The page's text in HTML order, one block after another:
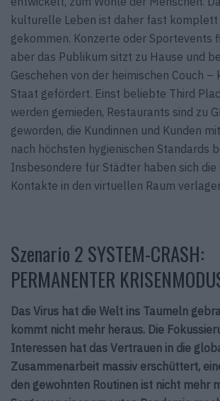
kulturelle Leben ist daher fast komplett
gekommen. Konzerte oder Sportevents
aber das Publikum sitzt zu Hause und
Geschehen von der heimischen Couch –
Staat gefördert. Einst beliebte Third
werden gemieden, Restaurants sind zu
geworden, die Kundinnen und Kunden
nach höchsten hygienischen Standards
Insbesondere für Städter haben sich die
Kontakte in den virtuellen Raum
Szenario 2 SYSTEM-CRASH:
PERMANENTER
Das Virus hat die Welt ins Taumeln
kommt nicht mehr heraus. Die
Interessen hat das Vertrauen in die
Zusammenarbeit massiv erschüttert,
den gewohnten Routinen ist nicht mehr